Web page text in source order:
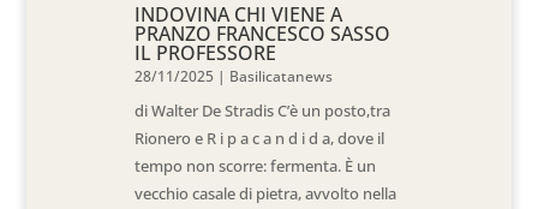
INDOVINA CHI VIENE A
PRANZO FRANCESCO SASSO
IL PROFESSORE
28/11/2025 | Basilicatanews
di Walter De Stradis C’è un posto,tra
Rionero e R i p a c a n d i d a, dove il
tempo non scorre: fermenta. È un
vecchio casale di pietra, avvolto nella